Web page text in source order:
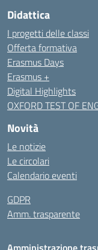
Didattica
I progetti delle classi
Offerta formativa
Erasmus Days
Erasmus +
Digital Highlights
OXFORD TEST OF
Novità
Le notizie
Le circolari
Calendario eventi
GDPR
Amm. trasparente